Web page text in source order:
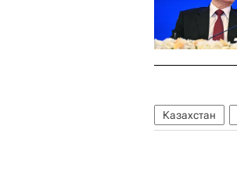
Казахстан